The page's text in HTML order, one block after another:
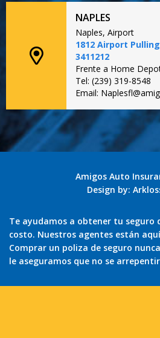
NAPLES
Naples, Airport
1812 Airport
3411212
Frente a Home
Tel: (239) 319-8548
Email:
Amigos Auto
Design by:
Te ayudamos a obtener tu seguro
costo. Nuestros agentes están
Comprar un poliza de seguro
le aseguramos que no se